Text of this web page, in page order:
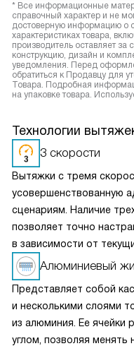
* Все информационные
справочный характер и не
достоверную информацию о
характеристиках товара,
производитель оставляет
конструкцию, дизайн и
уведомления. Перед
обратиться к Продавцу для
Товара. Подробная
на упаковке товара.
Технологии
3 скорости
Вытяжки с тремя
усовершенствованную
сценариям. Наличие
позволяет точно
в зависимости от
вентиляция при
удаление пара и
делает вытяжку
кулинарных задач и
и чистым.
Алюминиевый
Представляет собой
и несколькими слоями
из алюминия. Ее ячейки
углом, позволяя менять